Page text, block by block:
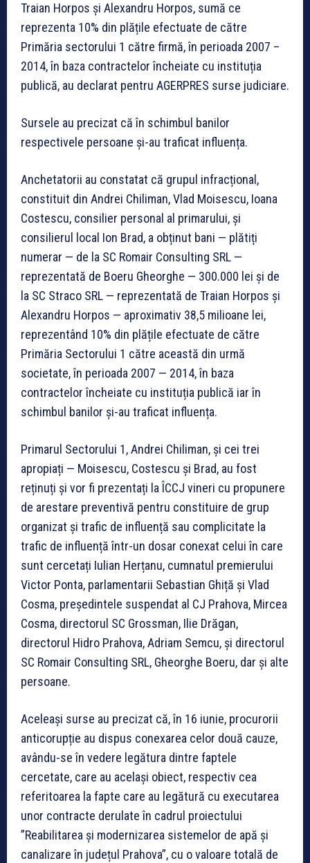
Traian Horpos și Alexandru Horpos, sumă ce
reprezenta 10% din plățile efectuate de către
Primăria sectorului 1 către firmă, în perioada 2007 –
2014, în baza contractelor încheiate cu instituția
publică, au declarat pentru AGERPRES surse judiciare.
Sursele au precizat că în schimbul banilor
respectivele persoane și-au traficat influența.
Anchetatorii au constatat că grupul infracțional,
constituit din Andrei Chiliman, Vlad Moisescu, Ioana
Costescu, consilier personal al primarului, și
consilierul local Ion Brad, a obținut bani — plătiți
numerar — de la SC Romair Consulting SRL —
reprezentată de Boeru Gheorghe — 300.000 lei și de
la SC Straco SRL — reprezentată de Traian Horpos și
Alexandru Horpos — aproximativ 38,5 milioane lei,
reprezentând 10% din plățile efectuate de către
Primăria Sectorului 1 către această din urmă
societate, în perioada 2007 — 2014, în baza
contractelor încheiate cu instituția publică iar în
schimbul banilor și-au traficat influența.
Primarul Sectorului 1, Andrei Chiliman, și cei trei
apropiați — Moisescu, Costescu și Brad, au fost
reținuți și vor fi prezentați la ÎCCJ vineri cu propunere
de arestare preventivă pentru constituire de grup
organizat și trafic de influență sau complicitate la
trafic de influență într-un dosar conexat celui în care
sunt cercetați Iulian Herțanu, cumnatul premierului
Victor Ponta, parlamentarii Sebastian Ghiță și Vlad
Cosma, președintele suspendat al CJ Prahova, Mircea
Cosma, directorul SC Grossman, Ilie Drăgan,
directorul Hidro Prahova, Adriam Semcu, și directorul
SC Romair Consulting SRL, Gheorghe Boeru, dar și alte
persoane.
Aceleași surse au precizat că, în 16 iunie, procurorii
anticorupție au dispus conexarea celor două cauze,
avându-se în vedere legătura dintre faptele
cercetate, care au același obiect, respectiv cea
referitoarea la fapte care au legătură cu executarea
unor contracte derulate în cadrul proiectului
”Reabilitarea și modernizarea sistemelor de apă și
canalizare în județul Prahova”, cu o valoare totală de